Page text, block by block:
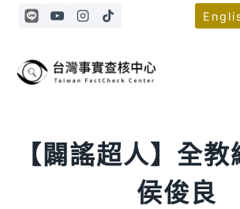
Skip
【闢謠超人】全
侯俊良